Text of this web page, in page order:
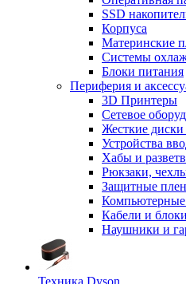
SSD
Корпуса
Материнские
Системы
Блоки питания
Периферия и
3D Принтеры
Сетевое
Жесткие
Устройства
Хабы и
Рюкзаки,
Защитные
Компьютерные
Кабели и блоки
Наушники и
Техника Dyson